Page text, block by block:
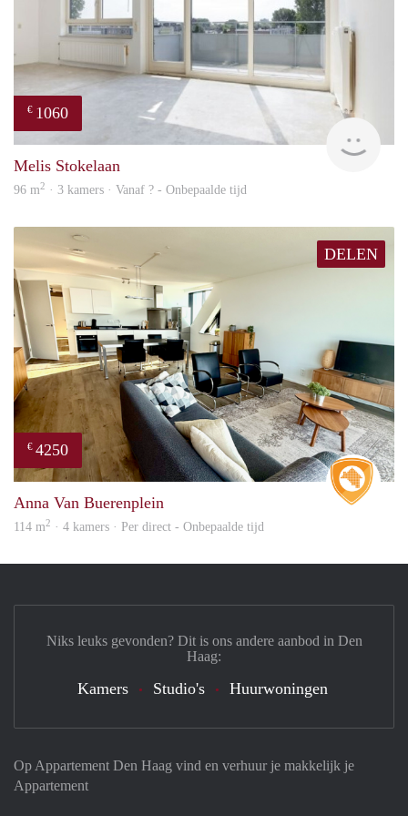
€ 1060
Melis Stokelaan
96 m2 · 3 kamers · Vanaf ? - Onbepaalde tijd
DELEN
€ 4250
Real
Anna Van Buerenplein
114 m2 · 4 kamers · Per direct - Onbepaalde tijd
Op Appartement Den Haag vind en verhuur je makkelijk je
Appartement
Niks leuks gevonden? Dit is ons andere aanbod in Den
Haag:
Kamers Studio's Huurwoningen